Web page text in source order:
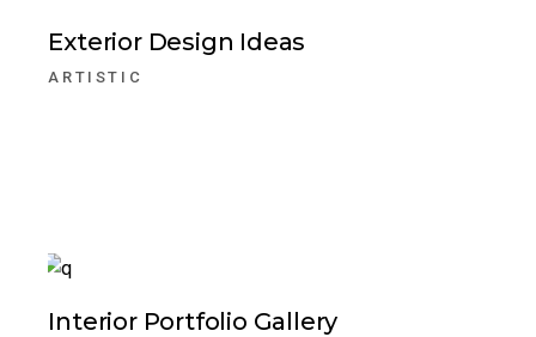
Exterior Design Ideas
ARTISTIC
Interior Portfolio Gallery